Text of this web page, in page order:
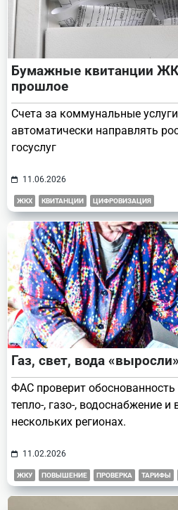
Бумажные квитанции
прошлое
Счета за коммунальные
автоматически направлять
госуслуг
11.06.2026
ЖКХ КВИТАНЦИИ ЦИФРОВИЗАЦИЯ
Газ, свет, вода
ФАС проверит
тепло-, газо-, водоснабжение и
нескольких регионах.
11.02.2026
ЖКУ ПОВЫШЕНИЕ ПРОВЕРКА ТАРИФЫ